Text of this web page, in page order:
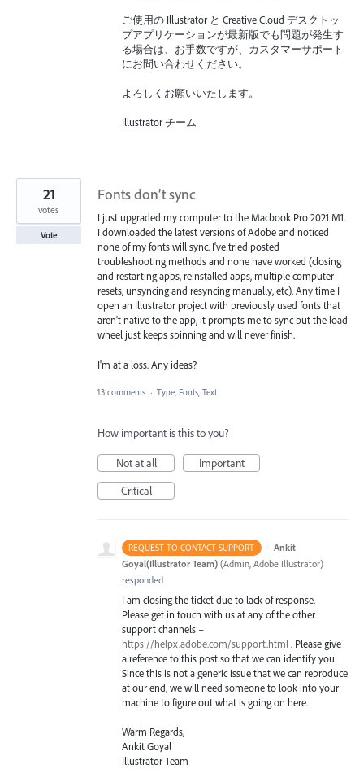
ご使用の Illustrator と Creative Cloud デスクトッ
プアプリケーションが最新版でも問題が発生す
る場合は、お手数ですが、カスタマーサポート
にお問い合わせください。
よろしくお願いいたします。
Illustrator チーム
Fonts don’t sync
I just upgraded my computer to the Macbook Pro 2021 M1.
I downloaded the latest versions of Adobe and noticed
none of my fonts will sync. I've tried posted
troubleshooting methods and none have worked (closing
and restarting apps, reinstalled apps, multiple computer
resets, unsyncing and resyncing manually, etc). Any time I
open an Illustrator project with previously used fonts that
aren't native to the app, it prompts me to sync but the load
wheel just keeps spinning and will never finish.
I'm at a loss. Any ideas?
21
votes
Vote
13 comments · Type, Fonts, Text
How important is this to you?
Not at all
Important
Critical
REQUEST TO CONTACT SUPPORT · Ankit
Goyal(Illustrator Team) (Admin, Adobe Illustrator)
responded
I am closing the ticket due to lack of response.
Please get in touch with us at any of the other
support channels –
https://helpx.adobe.com/support.html . Please give
a reference to this post so that we can identify you.
Since this is not a generic issue that we can reproduce
at our end, we will need someone to look into your
machine to figure out what is going on here.
Warm Regards,
Ankit Goyal
Illustrator Team